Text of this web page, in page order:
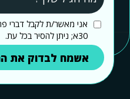
30א; ניתן להסיר בכל עת.